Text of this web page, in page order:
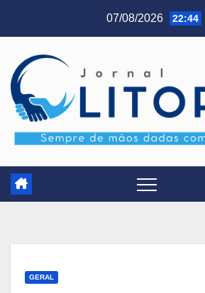
07/08/2026 22:44
GERAL